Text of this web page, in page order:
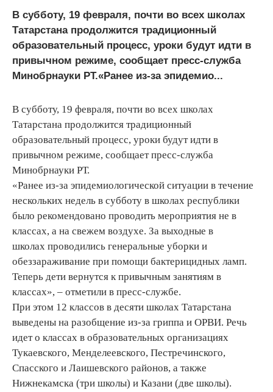
В субботу, 19 февраля, почти во всех школах
Татарстана продолжится традиционный
образовательный процесс, уроки будут идти в
привычном режиме, сообщает пресс-служба
Минобрнауки РТ.«Ранее из-за эпидемио...
В субботу, 19 февраля, почти во всех школах
Татарстана продолжится традиционный
образовательный процесс, уроки будут идти в
привычном режиме, сообщает пресс-служба
Минобрнауки РТ.
«Ранее из-за эпидемиологической ситуации в течение
нескольких недель в субботу в школах республики
было рекомендовано проводить мероприятия не в
классах, а на свежем воздухе. За выходные в
школах проводились генеральные уборки и
обеззараживание при помощи бактерицидных ламп.
Теперь дети вернутся к привычным занятиям в
классах», – отметили в пресс-службе.
При этом 12 классов в десяти школах Татарстана
выведены на разобщение из-за гриппа и ОРВИ. Речь
идет о классах в образовательных организациях
Тукаевского, Менделеевского, Пестречинского,
Спасского и Лаишевского районов, а также
Нижнекамска (три школы) и Казани (две школы).